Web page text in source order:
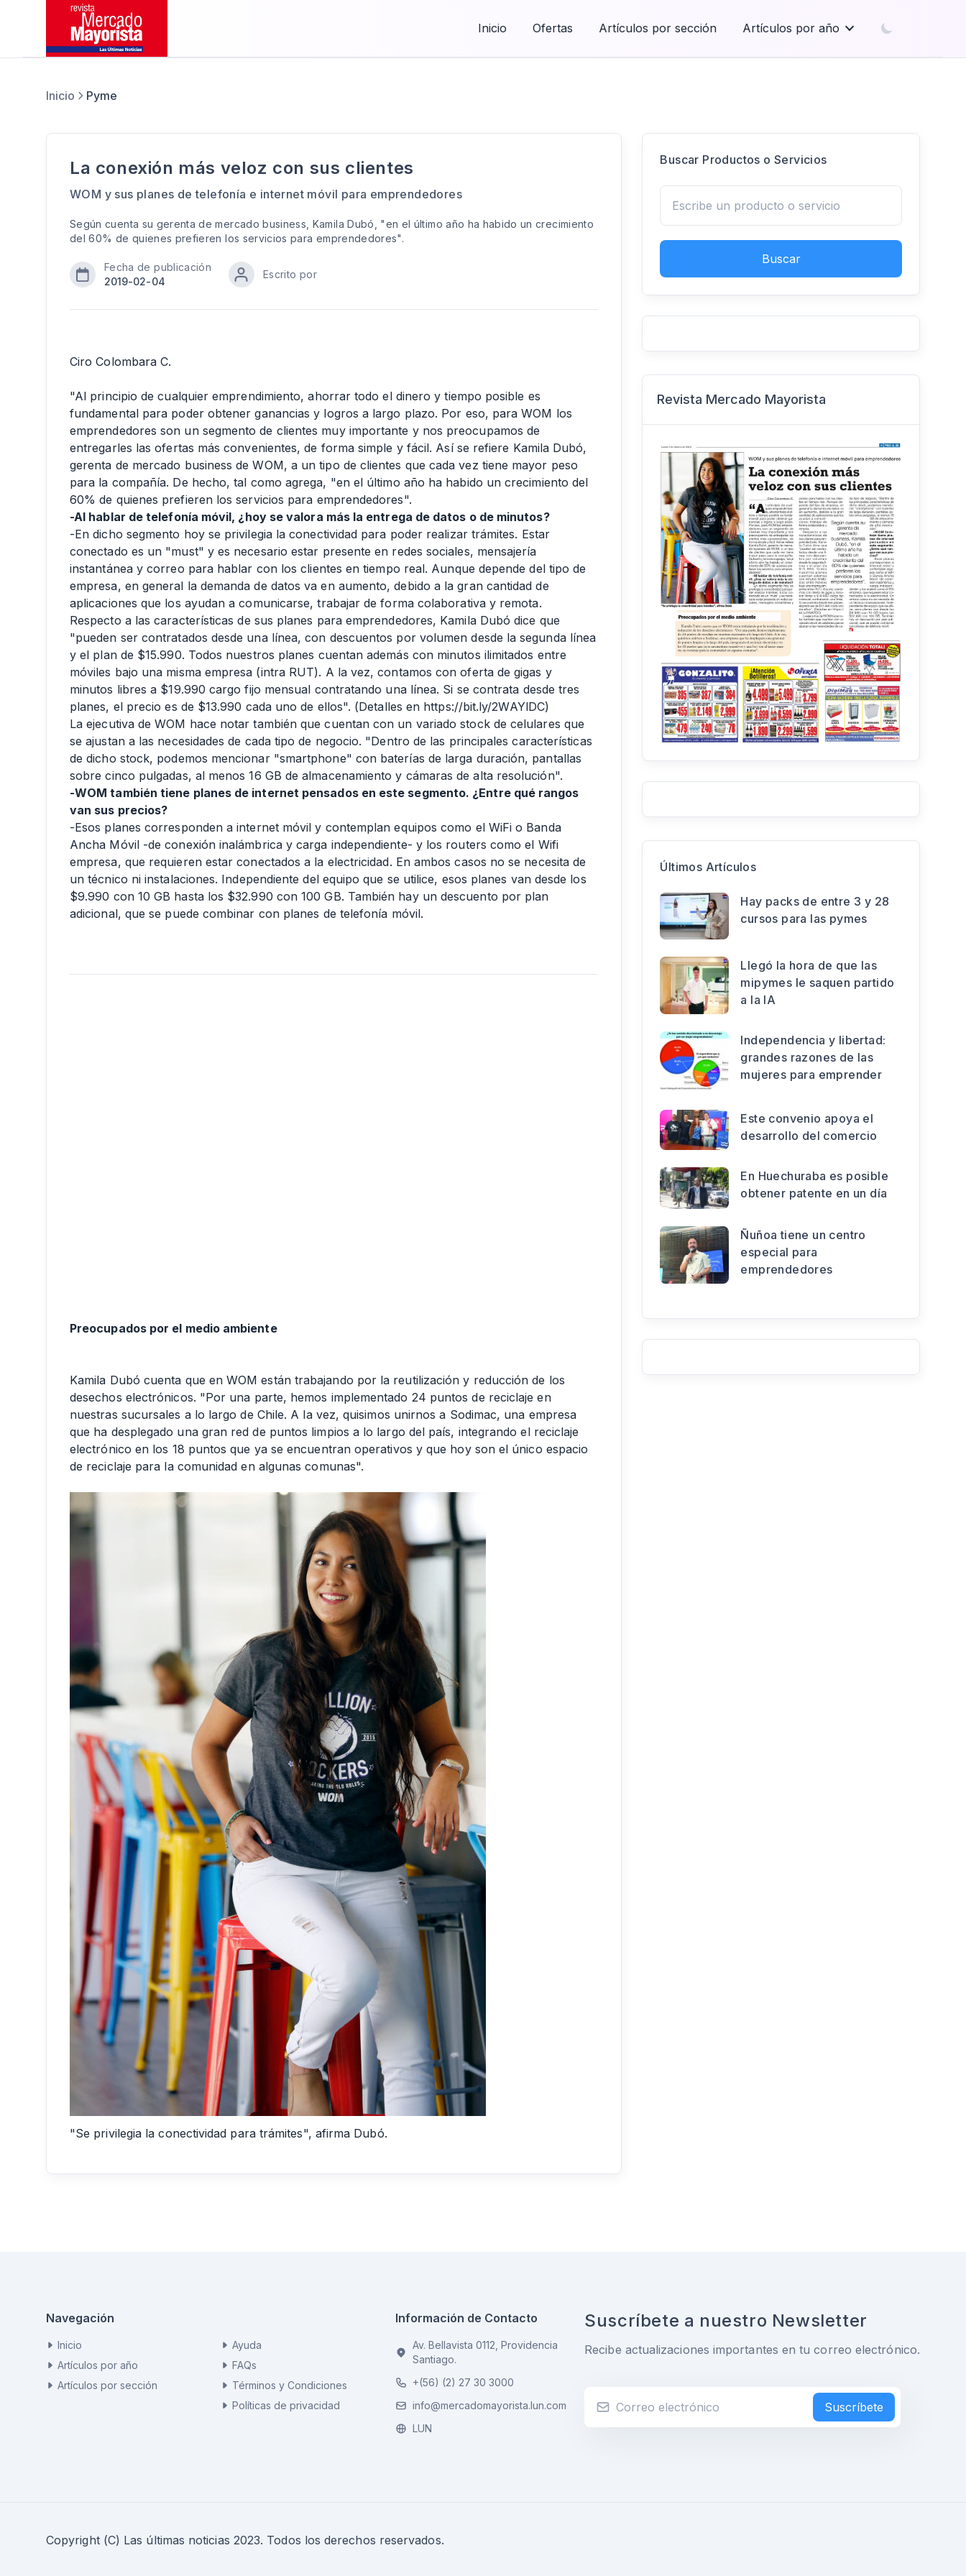
Inicio Ofertas Artículos por sección Artículos por año
Inicio Pyme
La conexión más veloz con sus clientes
WOM y sus planes de telefonía e internet móvil para emprendedores
Según cuenta su gerenta de mercado business, Kamila Dubó, "en el último año ha habido un crecimiento
del 60% de quienes prefieren los servicios para emprendedores".
Fecha de publicación
2019-02-04
Escrito por
Ciro Colombara C.
"Al principio de cualquier emprendimiento, ahorrar todo el dinero y tiempo posible es
fundamental para poder obtener ganancias y logros a largo plazo. Por eso, para WOM los
emprendedores son un segmento de clientes muy importante y nos preocupamos de
entregarles las ofertas más convenientes, de forma simple y fácil. Así se refiere Kamila Dubó,
gerenta de mercado business de WOM, a un tipo de clientes que cada vez tiene mayor peso
para la compañía. De hecho, tal como agrega, "en el último año ha habido un crecimiento del
60% de quienes prefieren los servicios para emprendedores".
-Al hablar de telefonía móvil, ¿hoy se valora más la entrega de datos o de minutos?
-En dicho segmento hoy se privilegia la conectividad para poder realizar trámites. Estar
conectado es un "must" y es necesario estar presente en redes sociales, mensajería
instantánea y correo para hablar con los clientes en tiempo real. Aunque depende del tipo de
empresa, en general la demanda de datos va en aumento, debido a la gran cantidad de
aplicaciones que los ayudan a comunicarse, trabajar de forma colaborativa y remota.
Respecto a las características de sus planes para emprendedores, Kamila Dubó dice que
"pueden ser contratados desde una línea, con descuentos por volumen desde la segunda línea
y el plan de $15.990. Todos nuestros planes cuentan además con minutos ilimitados entre
móviles bajo una misma empresa (intra RUT). A la vez, contamos con oferta de gigas y
minutos libres a $19.990 cargo fijo mensual contratando una línea. Si se contrata desde tres
planes, el precio es de $13.990 cada uno de ellos". (Detalles en https://bit.ly/2WAYlDC)
La ejecutiva de WOM hace notar también que cuentan con un variado stock de celulares que
se ajustan a las necesidades de cada tipo de negocio. "Dentro de las principales características
de dicho stock, podemos mencionar "smartphone" con baterías de larga duración, pantallas
sobre cinco pulgadas, al menos 16 GB de almacenamiento y cámaras de alta resolución".
-WOM también tiene planes de internet pensados en este segmento. ¿Entre qué rangos
van sus precios?
-Esos planes corresponden a internet móvil y contemplan equipos como el WiFi o Banda
Ancha Móvil -de conexión inalámbrica y carga independiente- y los routers como el Wifi
empresa, que requieren estar conectados a la electricidad. En ambos casos no se necesita de
un técnico ni instalaciones. Independiente del equipo que se utilice, esos planes van desde los
$9.990 con 10 GB hasta los $32.990 con 100 GB. También hay un descuento por plan
adicional, que se puede combinar con planes de telefonía móvil.
Preocupados por el medio ambiente
Kamila Dubó cuenta que en WOM están trabajando por la reutilización y reducción de los
desechos electrónicos. "Por una parte, hemos implementado 24 puntos de reciclaje en
nuestras sucursales a lo largo de Chile. A la vez, quisimos unirnos a Sodimac, una empresa
que ha desplegado una gran red de puntos limpios a lo largo del país, integrando el reciclaje
electrónico en los 18 puntos que ya se encuentran operativos y que hoy son el único espacio
de reciclaje para la comunidad en algunas comunas".
"Se privilegia la conectividad para trámites", afirma Dubó.
Buscar Productos o Servicios
Buscar
Revista Mercado Mayorista
Últimos Artículos
Hay packs de entre 3 y 28
cursos para las pymes
Llegó la hora de que las
mipymes le saquen partido
a la IA
Independencia y libertad:
grandes razones de las
mujeres para emprender
Este convenio apoya el
desarrollo del comercio
En Huechuraba es posible
obtener patente en un día
Ñuñoa tiene un centro
especial para
emprendedores
Navegación
Inicio
Artículos por año
Artículos por sección
Ayuda
FAQs
Términos y Condiciones
Políticas de privacidad
Información de Contacto
Av. Bellavista 0112, Providencia
Santiago.
+(56) (2) 27 30 3000
info@mercadomayorista.lun.com
LUN
Suscríbete a nuestro Newsletter
Recibe actualizaciones importantes en tu correo electrónico.
Suscríbete
Copyright (C) Las últimas noticias 2023. Todos los derechos reservados.